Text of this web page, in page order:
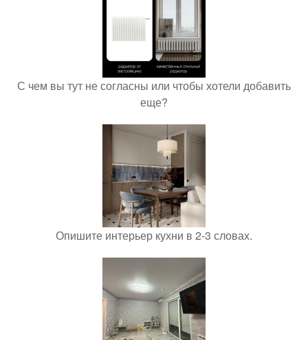
С чем вы тут не согласны или чтобы хотели добавить
еще?
Опишите интерьер кухни в 2-3 словах.